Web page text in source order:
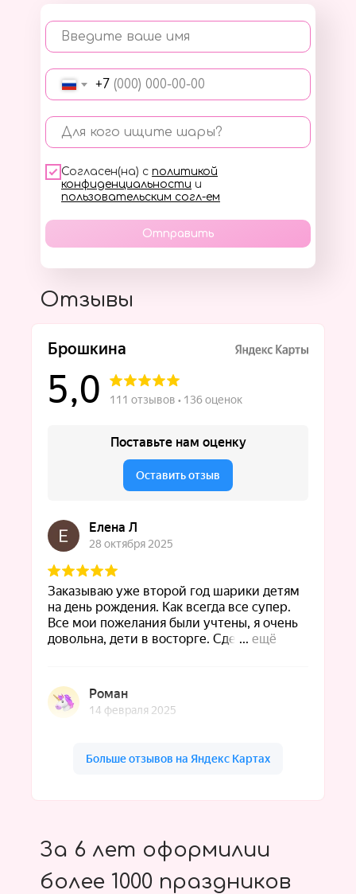
Введите ваше имя
+7
Для кого ищите шары?
Согласен(на) с политикой
конфиденциальности и
пользовательским согл-ем
Отправить
Отзывы
За 6 лет оформилии
более 1000 праздников